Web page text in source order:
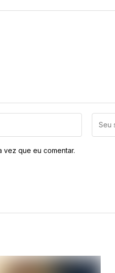
vez que eu comentar.